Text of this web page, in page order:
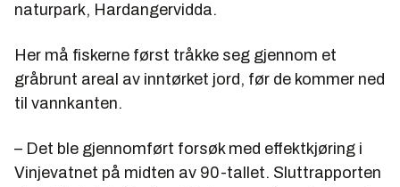
naturpark, Hardangervidda.
Her må fiskerne først tråkke seg gjennom et
gråbrunt areal av inntørket jord, før de kommer ned
til vannkanten.
– Det ble gjennomført forsøk med effektkjøring i
Vinjevatnet på midten av 90-tallet. Sluttrapporten